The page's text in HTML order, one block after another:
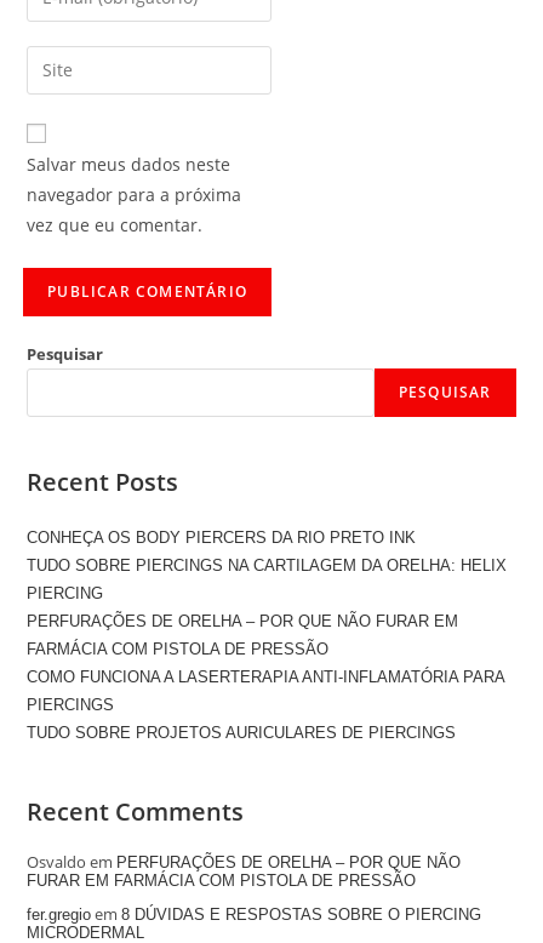
Salvar meus dados neste
navegador para a próxima
vez que eu comentar.
Pesquisar
PESQUISAR
Recent Posts
CONHEÇA OS BODY PIERCERS DA RIO PRETO INK
TUDO SOBRE PIERCINGS NA CARTILAGEM DA ORELHA: HELIX
PIERCING
PERFURAÇÕES DE ORELHA – POR QUE NÃO FURAR EM
FARMÁCIA COM PISTOLA DE PRESSÃO
COMO FUNCIONA A LASERTERAPIA ANTI-INFLAMATÓRIA PARA
PIERCINGS
TUDO SOBRE PROJETOS AURICULARES DE PIERCINGS
Recent Comments
Osvaldo em PERFURAÇÕES DE ORELHA – POR QUE NÃO
FURAR EM FARMÁCIA COM PISTOLA DE PRESSÃO
fer.gregio em8 DÚVIDAS E RESPOSTAS SOBRE O PIERCING
MICRODERMAL